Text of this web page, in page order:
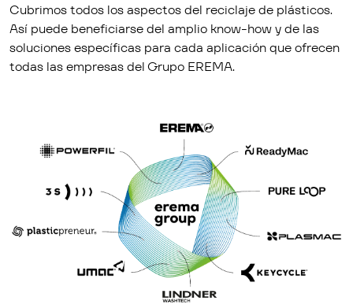
Cubrimos todos los aspectos del reciclaje de plásticos.
Así puede beneficiarse del amplio know-how y de las
soluciones específicas para cada aplicación que ofrecen
todas las empresas del Grupo EREMA.